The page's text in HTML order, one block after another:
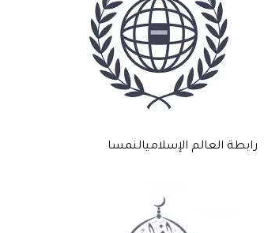
رابطة العالم الإسلاميالنمسا